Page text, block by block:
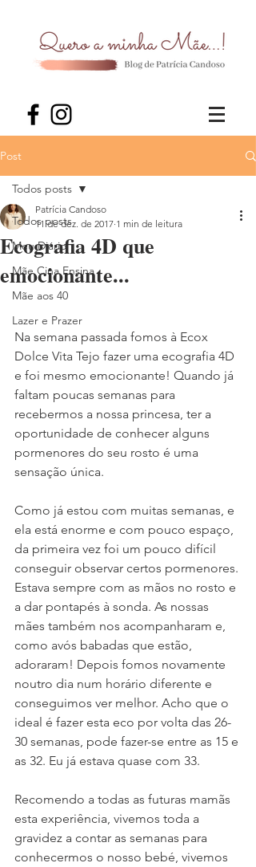
Post
Todos posts
Meu Diário
Mãe Cina Ensina
Mãe aos 40
Lazer e Prazer
Todos posts
Ecografia 4D que
emocionante...
Patrícia Candoso
11 de dez. de 2017 1 min de leitura
Na semana passada fomos à Ecox
Dolce Vita Tejo fazer uma ecografia 4D
e foi mesmo emocionante! Quando já
faltam poucas semanas para
recebermos a nossa princesa, ter a
oportunidade de conhecer alguns
pormenores do seu rosto é uma
sensação única.
Como já estou com muitas semanas, e
ela está enorme e com pouco espaço,
da primeira vez foi um pouco difícil
conseguir observar certos pormenores.
Estava sempre com as mãos no rosto e
a dar pontapés à sonda. As nossas
mães também nos acompanharam e,
como avós babadas que estão,
adoraram! Depois fomos novamente
noutro dia num horário diferente e
conseguimos ver melhor. Acho que o
ideal é fazer esta eco por volta das 26-
30 semanas, pode fazer-se entre as 15 e
as 32. Eu já estava quase com 33.
Recomendo a todas as futuras mamãs
esta experiência, vivemos toda a
gravidez a contar as semanas para
conhecermos o nosso bebé, vivemos